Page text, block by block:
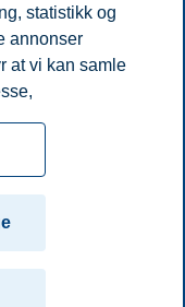
storm. NRK og andre
man eie ordet «Skam»
statistikk og
annonser
at vi kan samle
skal
tilpasse ditt
hvilke
i innstillinger
helst endre